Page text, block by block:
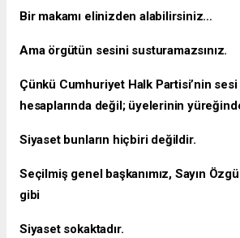
Bir makamı elinizden alabilirsiniz…
Ama örgütün sesini susturamazsınız.
Çünkü Cumhuriyet Halk Partisi’nin
hesaplarında değil; üyelerinin
Siyaset bunların hiçbiri değildir.
Seçilmiş genel başkanımız, Sayın
gibi
Siyaset sokaktadır.